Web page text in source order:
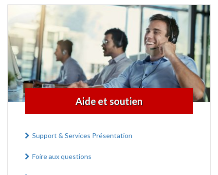
Aide et soutien
Support & Services Présentation
Foire aux questions